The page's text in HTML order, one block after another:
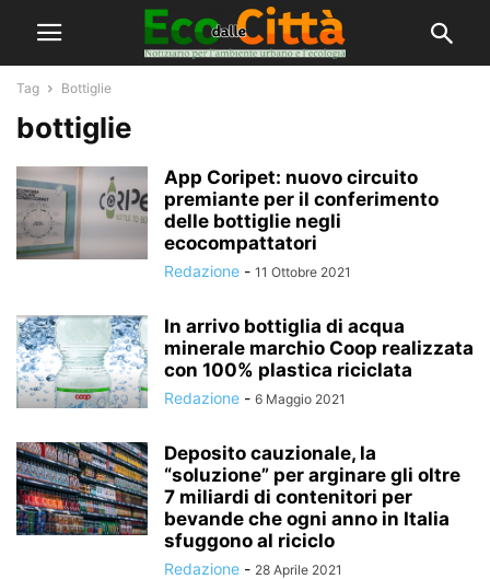
Tag Bottiglie
bottiglie
App Coripet: nuovo circuito
premiante per il conferimento
delle bottiglie negli
ecocompattatori
Redazione - 11 Ottobre 2021
In arrivo bottiglia di acqua
minerale marchio Coop realizzata
con 100% plastica riciclata
Redazione - 6 Maggio 2021
Deposito cauzionale, la
“soluzione” per arginare gli oltre
7 miliardi di contenitori per
bevande che ogni anno in Italia
sfuggono al riciclo
Redazione - 28 Aprile 2021